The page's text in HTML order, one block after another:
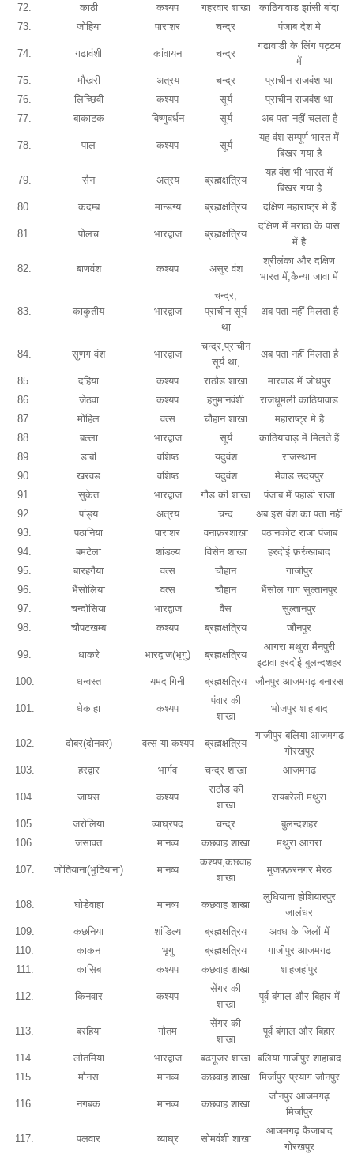
72.
काठी कश्यप गहरवार शाखा
काठियावाड झांसी बांदा
73.
जोहिया पाराशर चन्द्र पंजाब देश मे
74. गढावंशी कांवायन चन्द्र
गढावाडी के लिंग पट्टम
में
75.
मौखरी अत्रय चन्द्र
प्राचीन राजवंश था
76.
लिच्छिवी कश्यप सूर्य
प्राचीन राजवंश था
77.
बाकाटक विष्णुवर्धन सूर्य अब पता नहीं चलता है
78. पाल कश्यप सूर्य
यह वंश सम्पूर्ण भारत में
बिखर गया है
79. सैन अत्रय ब्रह्मक्षत्रिय
यह वंश भी भारत में
बिखर गया है
80.
कदम्ब मान्डग्य ब्रह्मक्षत्रिय दक्षिण महाराष्ट्र मे हैं
81. पोलच भारद्वाज ब्रह्मक्षत्रिय
दक्षिण में मराठा के पास
में है
82. बाणवंश कश्यप असुर वंश
श्रीलंका और दक्षिण
भारत में,कैन्या जावा में
83. काकुतीय भारद्वाज
चन्द्र,
प्राचीन सूर्य
था
अब पता नहीं मिलता है
84. सुणग वंश भारद्वाज
चन्द्र,प्राचीन
सूर्य था,
अब पता नहीं मिलता है
85. दहिया कश्यप राठौड शाखा
मारवाड में जोधपुर
86.
जेठवा कश्यप हनुमानवंशी
राजधूमली काठियावाड
87.
मोहिल वत्स चौहान शाखा
महाराष्ट्र मे है
88.
बल्ला भारद्वाज सूर्य
काठियावाड़ में मिलते हैं
89.
डाबी वशिष्ठ यदुवंश
राजस्थान
90.
खरवड वशिष्ठ यदुवंश
मेवाड उदयपुर
91.
सुकेत भारद्वाज गौड की शाखा
पंजाब में पहाडी राजा
92.
पांड्य अत्रय चन्द
अब इस वंश का पता नहीं
93.
पठानिया पाराशर वनाफ़रशाखा
पठानकोट राजा पंजाब
94.
बमटेला शांडल्य विसेन शाखा
हरदोई फ़र्रुखाबाद
95.
बारहगैया वत्स चौहान
गाजीपुर
96.
भैंसोलिया वत्स चौहान
भैंसोल गाग सुल्तानपुर
97.
चन्दोसिया भारद्वाज वैस
सुल्तानपुर
98.
चौपटखम्ब कश्यप ब्रह्मक्षत्रिय जौनपुर
99. धाकरे भारद्वाज(भृगु) ब्रह्मक्षत्रिय
आगरा मथुरा मैनपुरी
इटावा हरदोई बुलन्दशहर
100.
धन्वस्त यमदागिनी ब्रह्मक्षत्रिय जौनपुर आजमगढ़ बनारस
101. धेकाहा कश्यप
पंवार की
शाखा
भोजपुर शाहाबाद
102. दोबर(दोनवर) वत्स या कश्यप ब्रह्मक्षत्रिय
गाजीपुर बलिया आजमगढ़
गोरखपुर
103.
हरद्वार भार्गव चन्द्र शाखा आजमगढ
104. जायस कश्यप
राठौड की
शाखा
रायबरेली मथुरा
105. जरोलिया व्याघ्रपद चन्द्र
बुलन्दशहर
106.
जसावत मानव्य कछवाह शाखा मथुरा आगरा
107. जोतियाना(भुटियाना) मानव्य
कश्यप,कछवाह
शाखा
मुजफ़्फ़रनगर मेरठ
108. घोडेवाहा मानव्य कछवाह शाखा
लुधियाना होशियारपुर
जालंधर
109.
कछनिया शांडिल्य ब्रह्मक्षत्रिय
अवध के जिलों में
110.
काकन भृगु ब्रह्मक्षत्रिय
गाजीपुर आजमगढ
111.
कासिब कश्यप कछवाह शाखा शाहजहांपुर
112. किनवार कश्यप
सेंगर की
शाखा
पूर्व बंगाल और बिहार में
113. बरहिया गौतम
सेंगर की
शाखा
पूर्व बंगाल और बिहार
114. लौतमिया भारद्वाज बढगूजर शाखा बलिया गाजीपुर शाहाबाद
115.
मौनस मानव्य कछवाह शाखा मिर्जापुर प्रयाग जौनपुर
116. नगबक मानव्य कछवाह शाखा
जौनपुर आजमगढ़
मिर्जापुर
117. पलवार व्याघ्र सोमवंशी शाखा
आजमगढ़ फैजाबाद
गोरखपुर